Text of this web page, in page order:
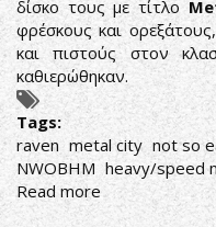
δίσκο τους με τίτλο
φρέσκους και
και πιστούς στον
καθιερώθηκαν.
Tags:
raven metal city not so
NWOBHM heavy/speed
Read more about
RAVEN: